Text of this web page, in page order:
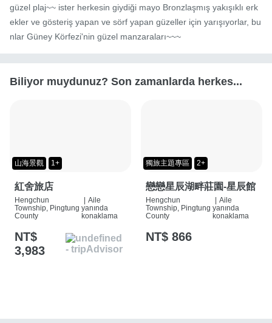
güzel plaj~~ ister herkesin giydiği mayo Bronzlaşmış yakışıklı erk
ekler ve gösteriş yapan ve sörf yapan güzeller için yarışıyorlar, bu
nlar Güney Körfezi'nin güzel manzaraları~~~
Biliyor muydunuz? Son zamanlarda herkes...
山海景觀 1+
紅舍旅店
Hengchun
Township, Pingtung
County
Aile
yanında
konaklama
NT$
3,983
獨旅主題專區 2+
戀戀星辰湖畔莊園-星辰館
Hengchun
Township, Pingtung
County
Aile
yanında
konaklama
NT$ 866